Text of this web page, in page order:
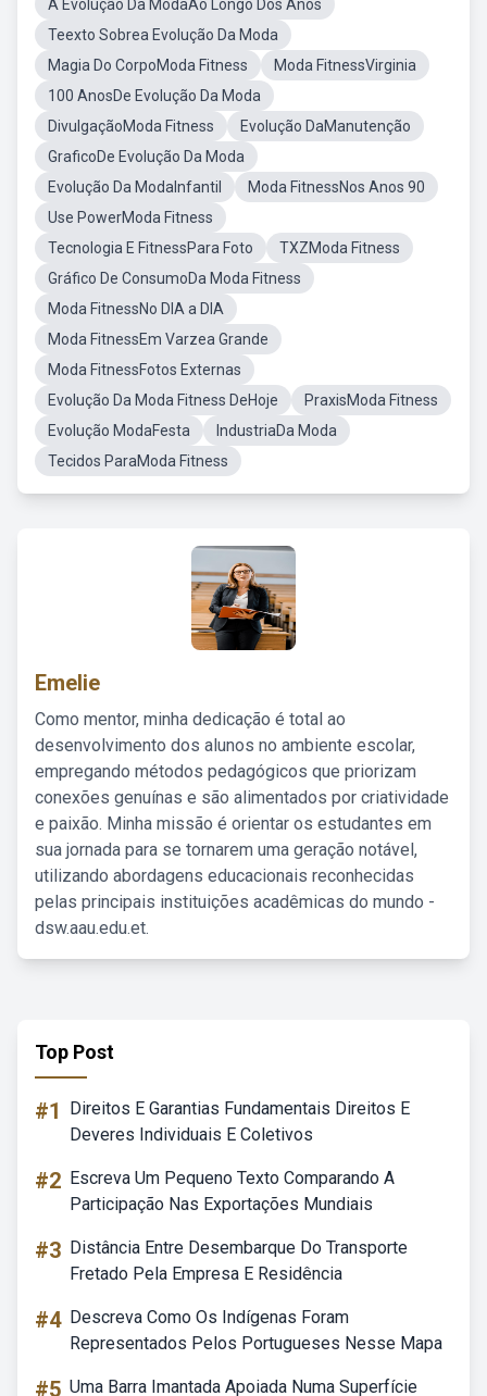
A Evolução Da ModaAo Longo Dos Anos
Teexto Sobrea Evolução Da Moda
Magia Do CorpoModa Fitness
Moda FitnessVirginia
100 AnosDe Evolução Da Moda
DivulgaçãoModa Fitness
Evolução DaManutenção
GraficoDe Evolução Da Moda
Evolução Da ModaInfantil
Moda FitnessNos Anos 90
Use PowerModa Fitness
Tecnologia E FitnessPara Foto
TXZModa Fitness
Gráfico De ConsumoDa Moda Fitness
Moda FitnessNo DIA a DIA
Moda FitnessEm Varzea Grande
Moda FitnessFotos Externas
Evolução Da Moda Fitness DeHoje
PraxisModa Fitness
Evolução ModaFesta
IndustriaDa Moda
Tecidos ParaModa Fitness
Emelie
Como mentor, minha dedicação é total ao
desenvolvimento dos alunos no ambiente escolar,
empregando métodos pedagógicos que priorizam
conexões genuínas e são alimentados por criatividade
e paixão. Minha missão é orientar os estudantes em
sua jornada para se tornarem uma geração notável,
utilizando abordagens educacionais reconhecidas
pelas principais instituições acadêmicas do mundo -
dsw.aau.edu.et.
Top Post
#1
Direitos E Garantias Fundamentais Direitos E
Deveres Individuais E Coletivos
#2 Escreva Um Pequeno Texto Comparando A
Participação Nas Exportações Mundiais
#3 Distância Entre Desembarque Do Transporte
Fretado Pela Empresa E Residência
#4 Descreva Como Os Indígenas Foram
Representados Pelos Portugueses Nesse Mapa
#5 Uma Barra Imantada Apoiada Numa Superfície